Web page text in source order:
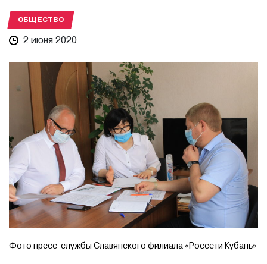
ОБЩЕСТВО
2 июня 2020
Фото пресс-службы Славянского филиала «Россети Кубань»